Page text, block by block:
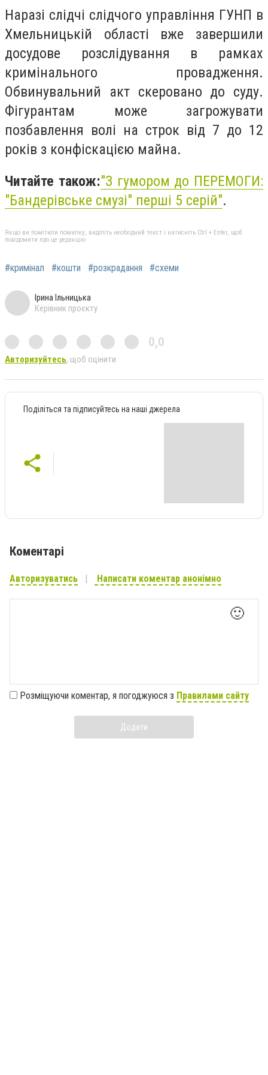
Наразі слідчі слідчого управління ГУНП в
Хмельницькій області вже завершили
досудове розслідування в рамках
кримінального провадження.
Обвинувальний акт скеровано до суду.
Фігурантам може загрожувати
позбавлення волі на строк від 7 до 12
років з конфіскацією майна.
Читайте також:"З гумором до ПЕРЕМОГИ:
"Бандерівське смузі" перші 5 серій".
Якщо ви помітили помилку, виділіть необхідний текст і натисніть Ctrl + Enter, щоб
повідомити про це редакцію
#кримінал #кошти #розкрадання #схеми
Ірина Ільницька
Керівник проєкту
0,0
Авторизуйтесь, щоб оцінити
Поділіться та підписуйтесь на наші джерела
Коментарі
Авторизуватись Написати коментар анонімно
🙂
Розміщуючи коментар, я погоджуюся з Правилами сайту
Додати